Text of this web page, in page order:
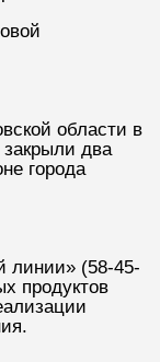
области в
два
города
линии» (58-45-
продуктов